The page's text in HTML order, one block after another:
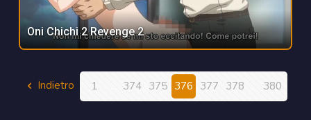
Oni Chichi 2 Revenge 2
Indietro 1 374 375 376 377 378 380